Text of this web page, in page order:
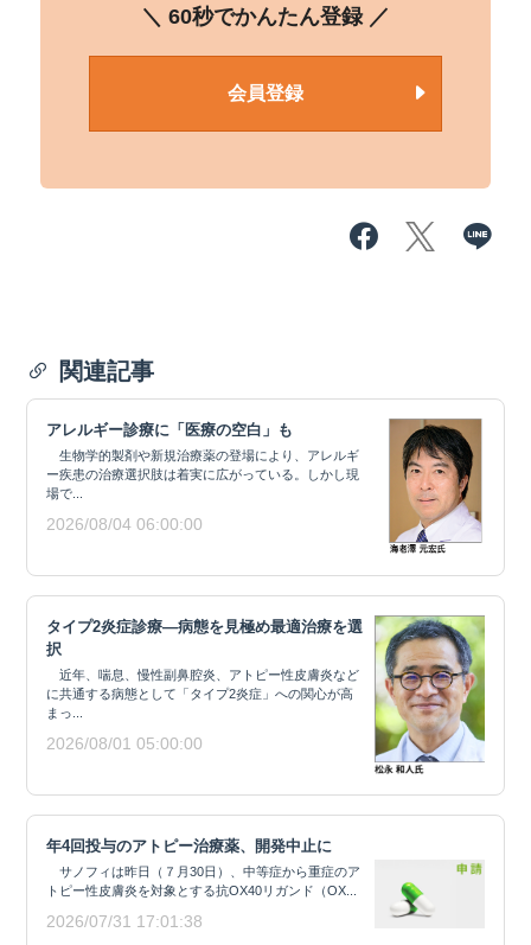
＼ 60秒でかんたん登録 ／
会員登録
関連記事
アレルギー診療に「医療の空白」も
生物学的製剤や新規治療薬の登場により、アレルギ
ー疾患の治療選択肢は着実に広がっている。しかし現
場で...
2026/08/04 06:00:00
タイプ2炎症診療―病態を見極め最適治療を選
択
近年、喘息、慢性副鼻腔炎、アトピー性皮膚炎など
に共通する病態として「タイプ2炎症」への関心が高
まっ...
2026/08/01 05:00:00
年4回投与のアトピー治療薬、開発中止に
サノフィは昨日（７月30日）、中等症から重症のア
トピー性皮膚炎を対象とする抗OX40リガンド（OX...
2026/07/31 17:01:38